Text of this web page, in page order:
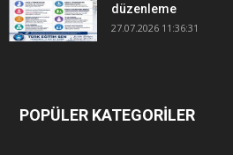
düzenleme
27.07.2026 11:36:31
POPÜLER KATEGORİLER